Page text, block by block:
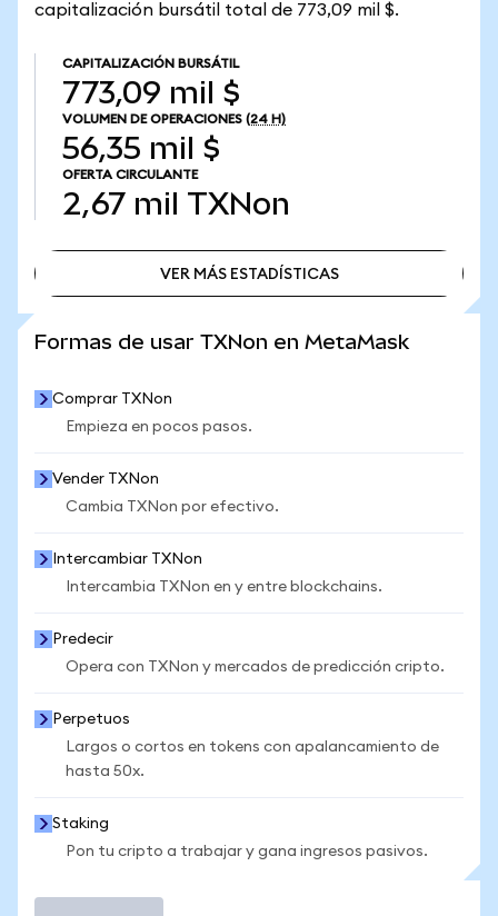
capitalización bursátil total de 773,09 mil $.
CAPITALIZACIÓN BURSÁTIL
773,09 mil $
VOLUMEN DE OPERACIONES (24 H)
56,35 mil $
OFERTA CIRCULANTE
2,67 mil TXNon
VER MÁS ESTADÍSTICAS
Formas de usar TXNon en MetaMask
Comprar TXNon
Empieza en pocos pasos.
Vender TXNon
Cambia TXNon por efectivo.
Intercambiar TXNon
Intercambia TXNon en y entre blockchains.
Predecir
Opera con TXNon y mercados de predicción cripto.
Perpetuos
Largos o cortos en tokens con apalancamiento de
hasta 50x.
Staking
Pon tu cripto a trabajar y gana ingresos pasivos.